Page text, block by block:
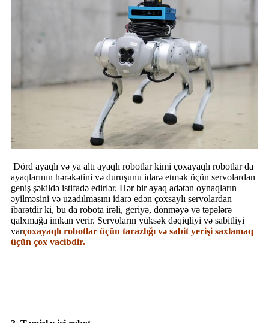
Dörd ayaqlı və ya altı ayaqlı robotlar kimi çoxayaqlı robotlar da
ayaqlarının hərəkətini və duruşunu idarə etmək üçün servolardan
geniş şəkildə istifadə edirlər. Hər bir ayaq adətən oynaqların
əyilməsini və uzadılmasını idarə edən çoxsaylı servolardan
ibarətdir ki, bu da robota irəli, geriyə, dönməyə və təpələrə
qalxmağa imkan verir. Servoların yüksək dəqiqliyi və sabitliyi
varçoxayaqlı robotlar üçün tarazlığı və sabit yerişi saxlamaq
üçün çox vacibdir.